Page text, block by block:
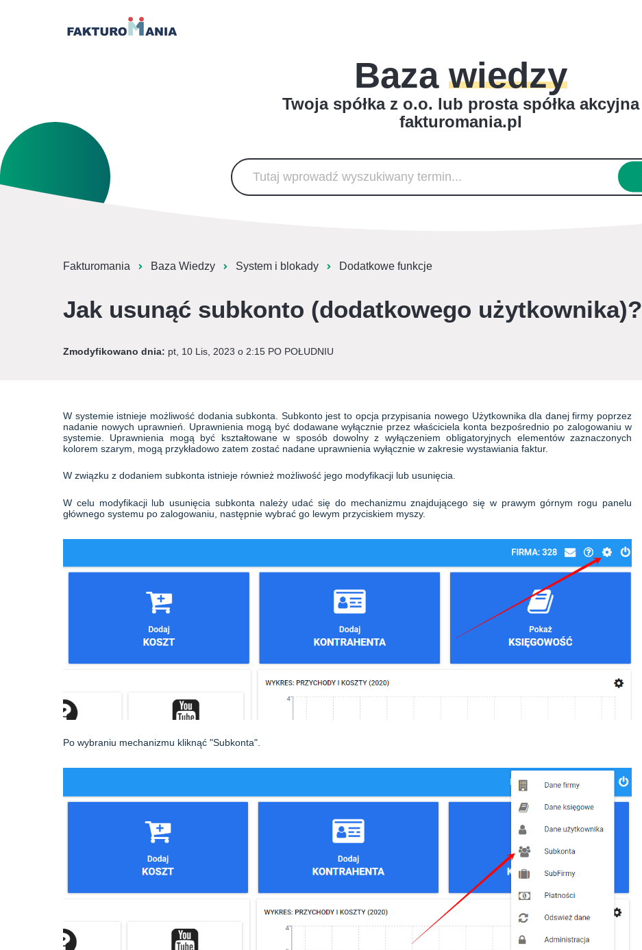
Baza wiedzy
Twoja spółka z o.o. lub prosta spółka akcyjna
fakturomania.pl
Fakturomania Baza Wiedzy System i blokady Dodatkowe funkcje
Jak usunąć subkonto (dodatkowego użytkownika)?
Zmodyfikowano dnia: pt, 10 Lis, 2023 o 2:15 PO POŁUDNIU
W systemie istnieje możliwość dodania subkonta. Subkonto jest to opcja przypisania nowego Użytkownika dla danej firmy poprzez
nadanie nowych uprawnień. Uprawnienia mogą być dodawane wyłącznie przez właściciela konta bezpośrednio po zalogowaniu w
systemie. Uprawnienia mogą być kształtowane w sposób dowolny z wyłączeniem obligatoryjnych elementów zaznaczonych
kolorem szarym, mogą przykładowo zatem zostać nadane uprawnienia wyłącznie w zakresie wystawiania faktur.
W związku z dodaniem subkonta istnieje również możliwość jego modyfikacji lub usunięcia.
W celu modyfikacji lub usunięcia subkonta należy udać się do mechanizmu znajdującego się w prawym górnym rogu panelu
głównego systemu po zalogowaniu, następnie wybrać go lewym przyciskiem myszy.
Po wybraniu mechanizmu kliknąć "Subkonta".